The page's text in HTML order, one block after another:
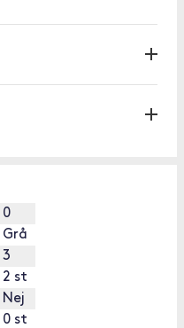
0
Grå
3
2 st
Nej
0 st